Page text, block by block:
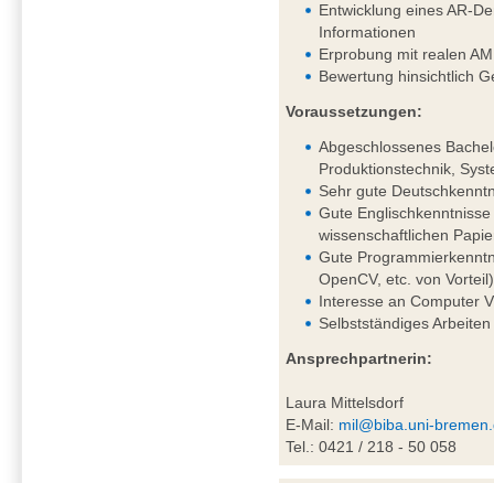
Entwicklung eines AR-
Informationen
Erprobung mit realen
Bewertung hinsichtlich
Voraussetzungen:
Abgeschlossenes
Produktionstechnik,
Sehr gute
Gute
wissenschaftlichen
Gute
OpenCV, etc. von Vorteil)
Interesse an Computer
Selbstständiges
Ansprechpartnerin:
Laura Mittelsdorf
E-Mail: mil@biba.uni-
Tel.: 0421 / 218 - 50 058